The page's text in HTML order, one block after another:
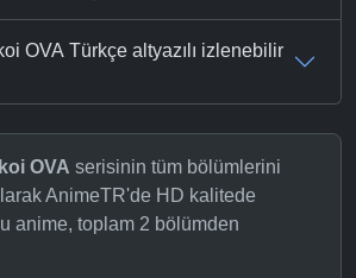
OVA Türkçe altyazılı izlenebilir
OVA serisinin tüm bölümlerini
AnimeTR'de HD kalitede
anime, toplam 2 bölümden